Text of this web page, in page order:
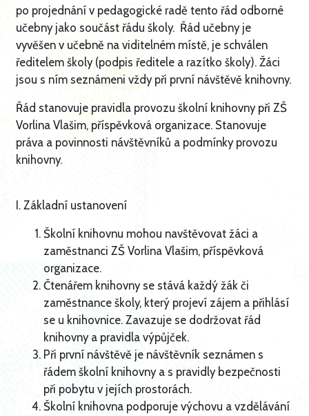
po projednání v pedagogické radě tento řád odborné
učebny jako součást řádu školy. Řád učebny je
vyvěšen v učebně na viditelném místě, je schválen
ředitelem školy (podpis ředitele a razítko školy). Žáci
jsou s ním seznámeni vždy při první návštěvě knihovny.
Řád stanovuje pravidla provozu školní knihovny při ZŠ
Vorlina Vlašim, příspěvková organizace. Stanovuje
práva a povinnosti návštěvníků a podmínky provozu
knihovny.
I. Základní ustanovení
Školní knihovnu mohou navštěvovat žáci a
zaměstnanci ZŠ Vorlina Vlašim, příspěvková
organizace.
Čtenářem knihovny se stává každý žák či
zaměstnance školy, který projeví zájem a přihlásí
se u knihovnice. Zavazuje se dodržovat řád
knihovny a pravidla výpůjček.
Při první návštěvě je návštěvník seznámen s
řádem školní knihovny a s pravidly bezpečnosti
při pobytu v jejích prostorách.
Školní knihovna podporuje výchovu a vzdělávání